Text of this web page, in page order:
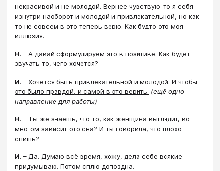
некрасивой и не молодой. Вернее чувствую-то я себя
изнутри наоборот и молодой и привлекательной, но как-
то не совсем в это теперь верю. Как будто это моя
иллюзия.
Н. – А давай сформулируем это в позитиве. Как будет
звучать то, чего хочется?
И. – Хочется быть привлекательной и молодой. И чтобы
это было правдой, и самой в это верить. (ещё одно
направление для работы)
Н. – Ты же знаешь, что то, как женщина выглядит, во
многом зависит ото сна? И ты говорила, что плохо
спишь?
И. – Да. Думаю всё время, хожу, дела себе всякие
придумываю. Потом сплю допоздна.